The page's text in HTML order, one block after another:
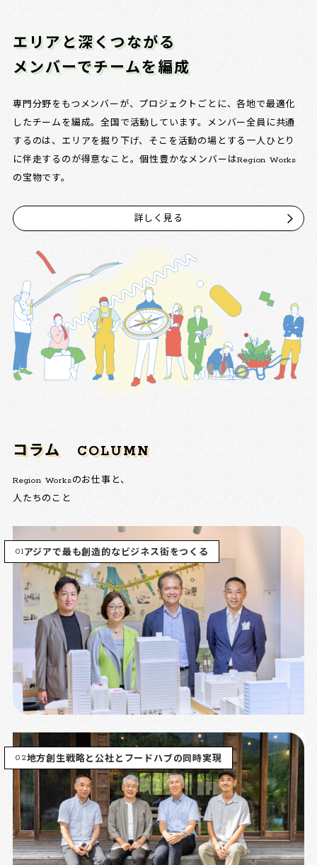
エリアと深くつながる
メンバーでチームを編成
専門分野をもつメンバーが、プロジェクトごとに、各地で最適化
したチームを編成。全国で活動しています。メンバー全員に共通
するのは、エリアを掘り下げ、そこを活動の場とする一人ひとり
に伴走するのが得意なこと。個性豊かなメンバーはRegion Works
の宝物です。
詳しく見る
コラム COLUMN
Region Worksのお仕事と、
人たちのこと
01アジアで最も創造的なビジネス街をつくる
02地方創生戦略と公社とフードハブの同時実現